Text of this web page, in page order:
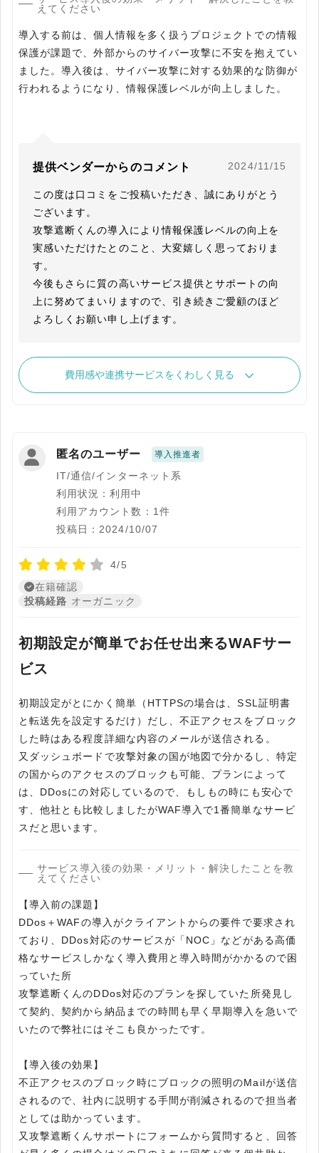
えてください
導入する前は、個人情報を多く扱うプロジェクトでの情報
保護が課題で、外部からのサイバー攻撃に不安を抱えてい
ました。導入後は、サイバー攻撃に対する効果的な防御が
行われるようになり、情報保護レベルが向上しました。
提供ベンダーからのコメント 2024/11/15
この度は口コミをご投稿いただき、誠にありがとう
ございます。
攻撃遮断くんの導入により情報保護レベルの向上を
実感いただけたとのこと、大変嬉しく思っておりま
す。
今後もさらに質の高いサービス提供とサポートの向
上に努めてまいりますので、引き続きご愛顧のほど
よろしくお願い申し上げます。
費用感や連携サービスをくわしく見る
匿名のユーザー 導入推進者
IT/通信/インターネット系
利用状況：利用中
利用アカウント数：1件
投稿日：2024/10/07
4/5
在籍確認
投稿経路 オーガニック
初期設定が簡単でお任せ出来るWAFサー
ビス
初期設定がとにかく簡単（HTTPSの場合は、SSL証明書
と転送先を設定するだけ）だし、不正アクセスをブロック
した時はある程度詳細な内容のメールが送信される。
又ダッシュボードで攻撃対象の国が地図で分かるし、特定
の国からのアクセスのブロックも可能、プランによって
は、DDosにの対応しているので、もしもの時にも安心で
す、他社とも比較しましたがWAF導入で1番簡単なサービ
スだと思います。
サービス導入後の効果・メリット・解決したことを教
えてください
【導入前の課題】
DDos＋WAFの導入がクライアントからの要件で要求され
ており、DDos対応のサービスが「NOC」などがある高価
格なサービスしかなく導入費用と導入時間がかかるので困
っていた所
攻撃遮断くんのDDos対応のプランを探していた所発見し
て契約、契約から納品までの時間も早く早期導入を急いで
いたので弊社にはそこも良かったです。
【導入後の効果】
不正アクセスのブロック時にブロックの照明のMailが送信
されるので、社内に説明する手間が削減されるので担当者
としては助かっています。
又攻撃遮断くんサポートにフォームから質問すると、回答